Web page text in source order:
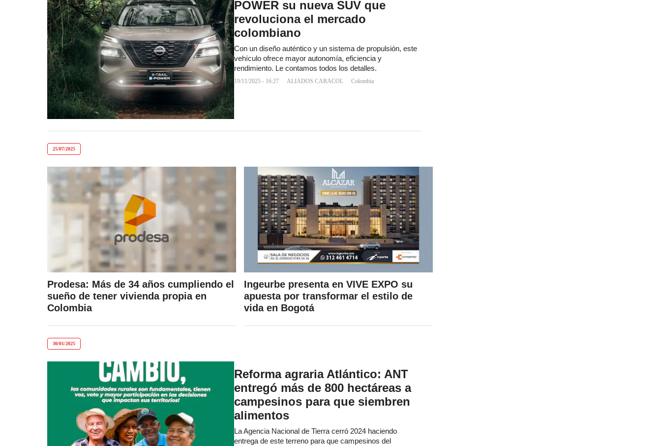
POWER su nueva SUV que
revoluciona el mercado
colombiano
Con un diseño auténtico y un sistema de propulsión, este
vehículo ofrece mayor autonomía, eficiencia y
rendimiento. Le contamos todos los detalles.
19/11/2025 - 16:27 ALIADOS CARACOL Colombia
25/07/2025
Prodesa: Más de 34 años cumpliendo el
sueño de tener vivienda propia en
Colombia
Ingeurbe presenta en VIVE EXPO su
apuesta por transformar el estilo de
vida en Bogotá
30/01/2025
Reforma agraria Atlántico: ANT
entregó más de 800 hectáreas a
campesinos para que siembren
alimentos
La Agencia Nacional de Tierra cerró 2024 haciendo
entrega de este terreno para que campesinos del